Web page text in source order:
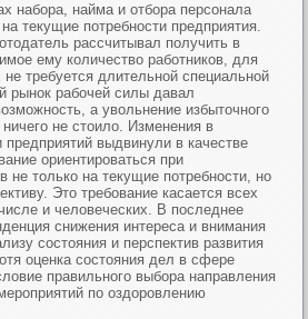
набора, найма и отбора персонала
текущие потребности предприятия.
рассчитывал получить в
ему количество работников, для
не требуется длительной специальной
рынок рабочей силы давал
а увольнение избыточного
не стоило. Изменения в
предприятий выдвинули в качестве
ориентироваться при
не только на текущие потребности, но
Это требование касается всех
и человеческих. В последнее
снижения интереса и внимания
состояния и перспектив развития
оценка состояния дел в сфере
правильного выбора направления
по оздоровлению